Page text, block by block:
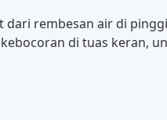
rembesan air di
di tuas keran,